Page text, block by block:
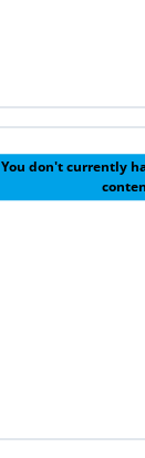
You don't currently